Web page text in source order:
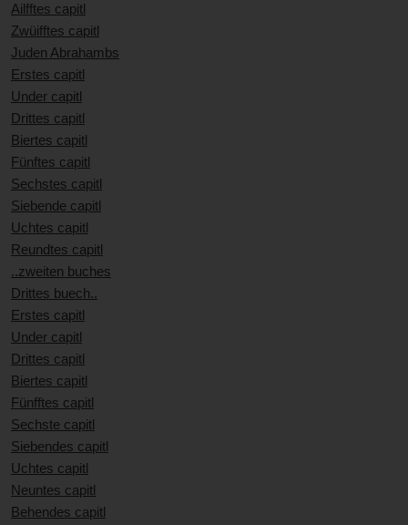
Ailfftes capitl
Zwüifftes capitl
Juden Abrahambs
Erstes capitl
Under capitl
Drittes capitl
Biertes capitl
Fünftes capitl
Sechstes capitl
Siebende capitl
Uchtes capitl
Reundtes capitl
..zweiten buches
Drittes buech..
Erstes capitl
Under capitl
Drittes capitl
Biertes capitl
Fünfftes capitl
Sechste capitl
Siebendes capitl
Uchtes capitl
Neuntes capitl
Behendes capitl